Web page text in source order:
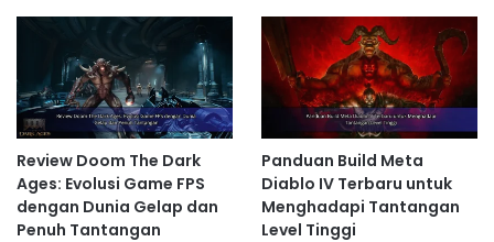
Review Doom The Dark
Ages: Evolusi Game FPS
dengan Dunia Gelap dan
Penuh Tantangan
Panduan Build Meta
Diablo IV Terbaru untuk
Menghadapi Tantangan
Level Tinggi